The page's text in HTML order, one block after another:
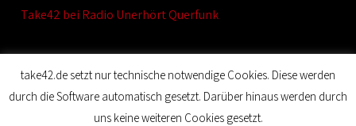
Take42 bei Radio Unerhört Querfunk
© 2020 Film Maker. All Rights Reserved. Designed by SKT
take42.de setzt nur technische notwendige Cookies. Diese werden
durch die Software automatisch gesetzt. Darüber hinaus werden durch
uns keine weiteren Cookies gesetzt.